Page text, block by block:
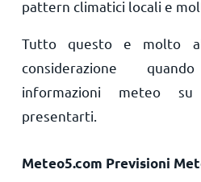
pattern climatici locali e
Tutto questo e molto
considerazione
informazioni meteo
presentarti.
Meteo5.com Previsioni